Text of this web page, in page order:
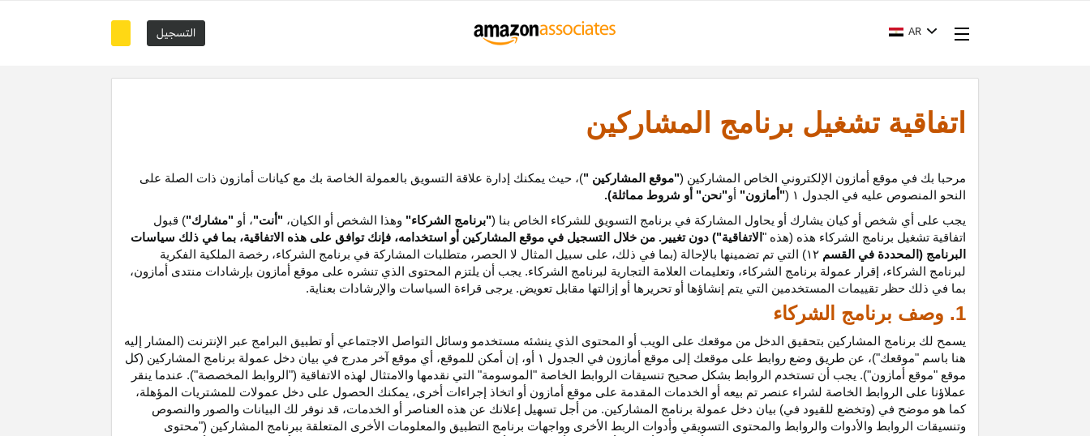
التسجيل AR
اتفاقية تشغيل برنامج المشاركين
مرحبا بك في موقع أمازون الإلكتروني الخاص المشاركين ("موقع المشاركين ")، حيث يمكنك إدارة علاقة التسويق بالعمولة الخاصة بك مع كيانات أمازون ذات الصلة على
النحو المنصوص عليه في الجدول ۱ ( "أمازون" أو"نحن" أو شروط مماثلة).
يجب على أي شخص أو كيان يشارك أو يحاول المشاركة في برنامج التسويق للشركاء الخاص بنا ("برنامج الشركاء" وهذا الشخص أو الكيان، "أنت"، أو "مشارك") قبول
اتفاقية تشغيل برنامج الشركاء هذه (هذه " الاتفاقية") دون تغيير. من خلال التسجيل في موقع المشاركين أو استخدامه، فإنك توافق على هذه الاتفاقية، بما في ذلك سياسات
البرنامج (المحددة في القسم ۱۲) التي تم تضمينها بالإحالة (بما في ذلك، على سبيل المثال لا الحصر، متطلبات المشاركة في برنامج الشركاء، رخصة الملكية الفكرية
لبرنامج الشركاء،
إقرار عمولة برنامج الشركاء، وتعليمات العلامة التجارية لبرنامج الشركاء. يجب أن يلتزم المحتوى الذي تنشره على موقع أمازون بإرشادات منتدى أمازون،
بما في ذلك حظر تقييمات المستخدمين التي يتم إنشاؤها أو تحريرها أو إزالتها مقابل تعويض. يرجى قراءة السياسات والإرشادات بعناية.
1. وصف برنامج الشركاء
يسمح لك برنامج المشاركين بتحقيق الدخل من موقعك على الويب أو المحتوى الذي ينشئه مستخدمو وسائل التواصل الاجتماعي أو تطبيق البرامج عبر الإنترنت (المشار إليه
هنا باسم "موقعك")، عن طريق وضع روابط على موقعك إلى موقع أمازون في الجدول ۱ أو، إن أمكن للموقع، أي موقع آخر مدرج في بيان دخل عمولة برنامج المشاركين (كل
موقع "موقع أمازون"). يجب أن تستخدم الروابط بشكل صحيح تنسيقات الروابط الخاصة "الموسومة" التي نقدمها والامتثال لهذه الاتفاقية ("الروابط المخصصة"). عندما ينقر
عملاؤنا على الروابط الخاصة لشراء عنصر تم بيعه أو الخدمات المقدمة على موقع أمازون أو اتخاذ إجراءات أخرى، يمكنك الحصول على دخل عمولات للمشتريات
المؤهلة،
كما هو موضح في (وتخضع للقيود في) بيان دخل عمولة برنامج المشاركين. من أجل تسهيل إعلانك عن هذه العناصر أو
الخدمات، قد نوفر لك البيانات والصور والنصوص
وتنسيقات الروابط والأدوات والروابط والمحتوى التسويقي وأدوات الربط الأخرى وواجهات برنامج التطبيق والمعلومات الأخرى المتعلقة ببرنامج المشاركين ("محتوى